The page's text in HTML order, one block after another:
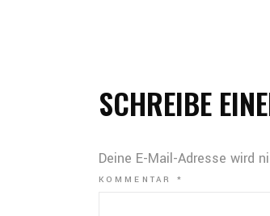
SCHREIBE
Deine E-Mail-Adresse wird
KOMMENTAR*